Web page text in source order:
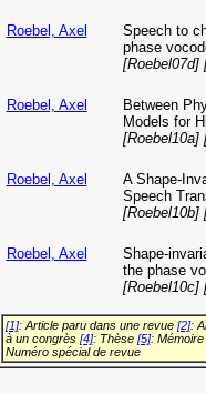
Roebel, Axel
Speech to
phase
[Roebel07d]
Roebel, Axel
Between
Models for
[Roebel10a]
Roebel, Axel
A Shape-
Speech
[Roebel10b]
Roebel, Axel
Shape-
the phase
[Roebel10c]
[1]: Article paru dans une revue [2]:
à un congrès [4]: Thèse [5]:
Numéro spécial de revue